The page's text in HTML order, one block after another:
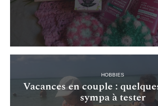
HOBBIES
Vacances en couple :
sympa à tester